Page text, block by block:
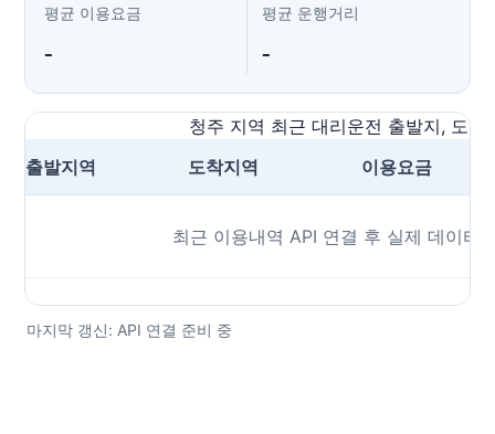
평균 이용요금
-
평균 운행거리
-
청주 지역 최근 대리운전 출발지, 도착
출발지역
도착지역 이용요금
최근 이용내역 API 연결 후 실제 데이터
마지막 갱신: API 연결 준비 중